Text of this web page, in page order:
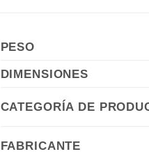
PESO
DIMENSIONES
CATEGORÍA DE
FABRICANTE